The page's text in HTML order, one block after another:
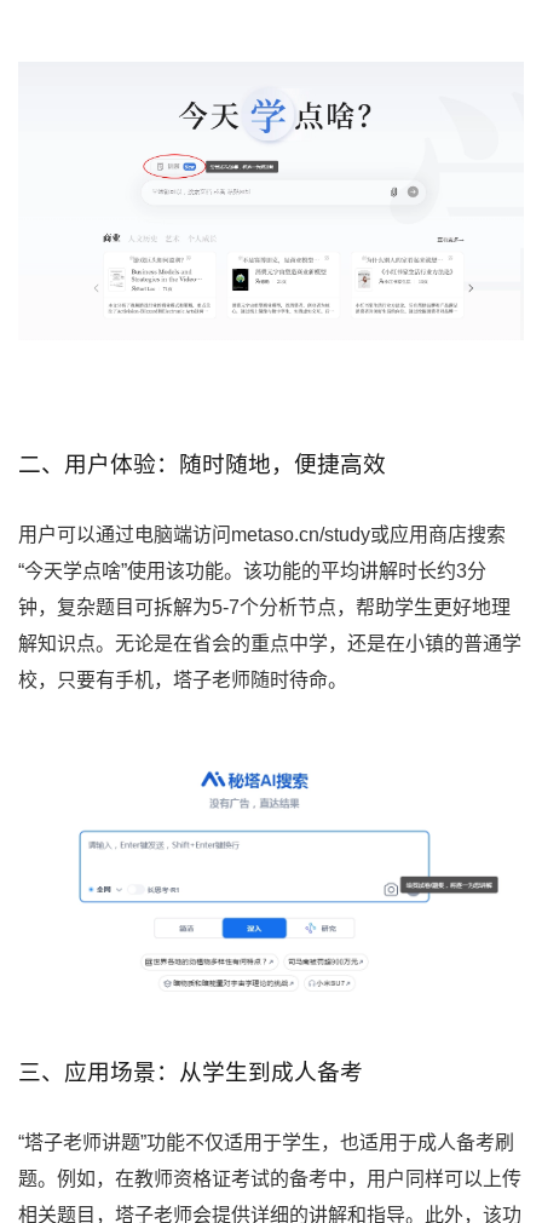
二、用户体验：随时随地，便捷高效
用户可以通过电脑端访问metaso.cn/study或应用商店搜索
“今天学点啥”使用该功能。该功能的平均讲解时长约3分
钟，复杂题目可拆解为5-7个分析节点，帮助学生更好地理
解知识点。无论是在省会的重点中学，还是在小镇的普通学
校，只要有手机，塔子老师随时待命。
三、应用场景：从学生到成人备考
“塔子老师讲题”功能不仅适用于学生，也适用于成人备考刷
题。例如，在教师资格证考试的备考中，用户同样可以上传
相关题目，塔子老师会提供详细的讲解和指导。此外，该功